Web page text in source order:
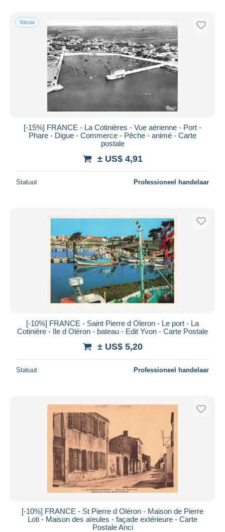
Gratis levering
Betaalmiddelen
PayPal
Bankoverschrijving
Visa
Mastercard
Bancontact
Maestro
Woonplaats van de verkoper
Wereldwijd
Toepassen
Nieuw
[-15%] FRANCE - La Cotinières - Vue aérienne - Port -
Phare - Digue - Commerce - Pêche - animé - Carte
postale
± US$ 4,91
Statuut Professioneel handelaar
[-10%] FRANCE - Saint Pierre d Oleron - Le port - La
Cotinière - Ile d Oléron - bateau - Edit Yvon - Carte Postale
± US$ 5,20
Statuut Professioneel handelaar
[-10%] FRANCE - St Pierre d Oléron - Maison de Pierre
Loti - Maison des aïeules - façade extérieure - Carte
Postale Anci